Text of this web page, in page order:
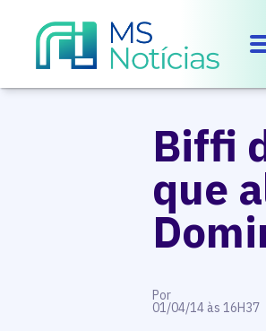
Biffi
que
Por
01/04/14 às 16H37